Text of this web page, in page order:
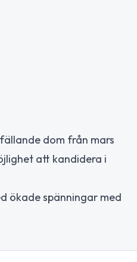
dom från mars
att kandidera i
ökade spänningar med